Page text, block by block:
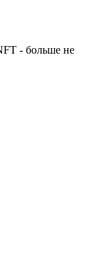
- больше не